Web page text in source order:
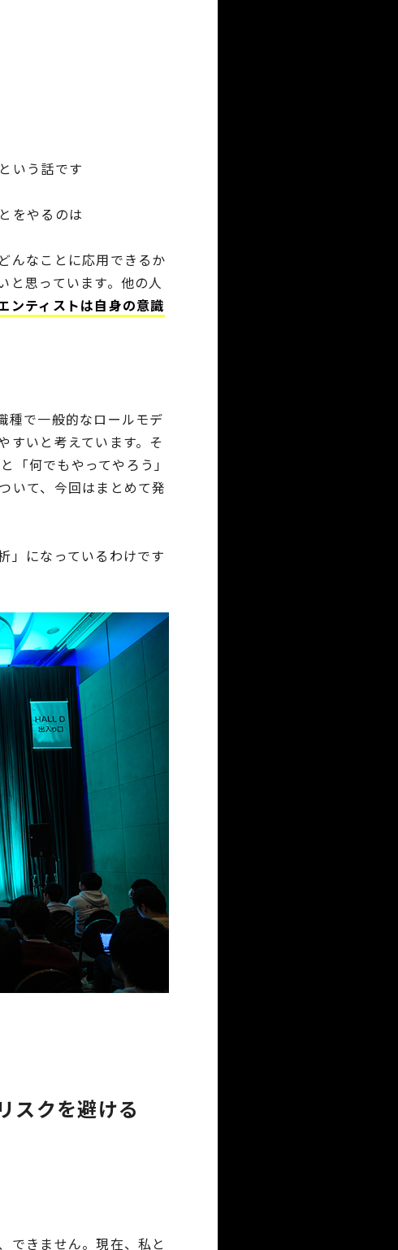
いう話です
をやるのは
んなことに応用できるか
と思っています。他の人
ンティストは自身の意識
種で一般的なロールモデ
すいと考えています。そ
「何でもやってやろう」
いて、今回はまとめて発
」になっているわけです
スクを避ける
できません。現在、私と